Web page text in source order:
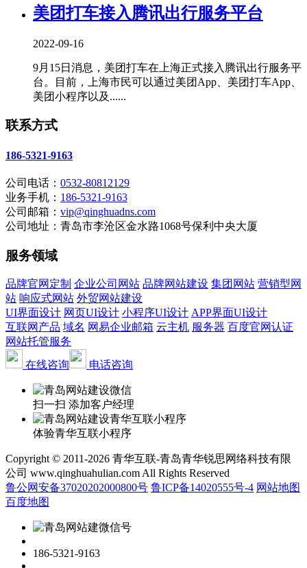
美团打车接入腾讯出行服务平台
2022-09-16
9月15日消息，美团打车在上海正式接入腾讯出行服务平
台。目前，上海市民可以通过美团App、美团打车App、
美团小程序以及......
联系方式
186-5321-9163
公司电话： 0532-80812129
业务手机： 186-5321-9163
公司邮箱： vip@qinghuadns.com
公司地址：青岛市李沧区金水路1068号保利中央大厦
服务领域
品牌官网定制 企业公司网站 品牌网站建设 集团网站 营销型网
站 响应式网站 外贸网站建设
UI界面设计 网页UI设计 小程序UI设计 APP界面UI设计
互联网产品 域名 网易企业邮箱 云主机 服务器 百度官网认证
网站托管服务
在线咨询
电话咨询
扫一扫 添加客户经理
体验青华互联小程序
Copyright © 2011-2026 青华互联-青岛青华锐思网络科技有限
公司 www.qinghuahulian.com All Rights Reserved
鲁公网安备37020202000800号 鲁ICP备14020555号-4 网站地图
百度地图
186-5321-9163